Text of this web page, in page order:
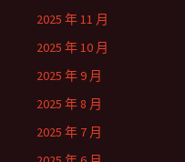
2025 年 11 月
2025 年 10 月
2025 年 9 月
2025 年 8 月
2025 年 7 月